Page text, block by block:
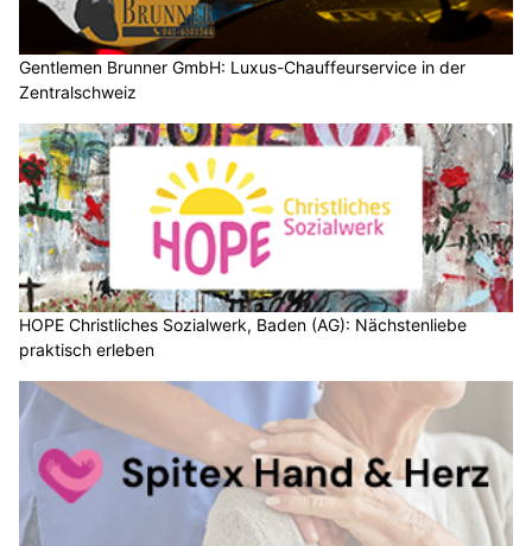
Gentlemen Brunner GmbH: Luxus-Chauffeurservice in der
Zentralschweiz
HOPE Christliches Sozialwerk, Baden (AG): Nächstenliebe
praktisch erleben